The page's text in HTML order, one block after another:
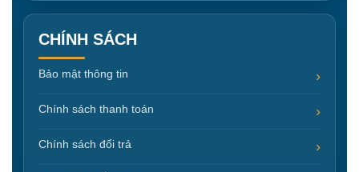
CHÍNH SÁCH
Bảo mật thông tin
Chính sách thanh toán
Chính sách đổi trả